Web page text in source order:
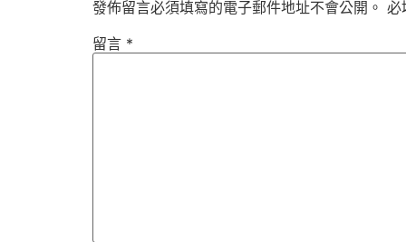
發佈留言必須填寫的電子郵件地址不會公開。 必
留言 *